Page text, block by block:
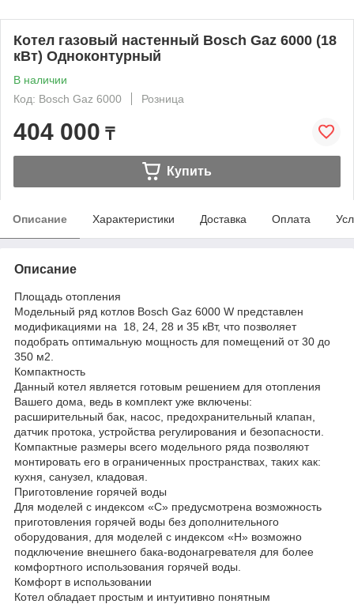
Котел газовый настенный Bosch Gaz 6000 (18
кВт) Одноконтурный
В наличии
Код: Bosch Gaz 6000
Розница
404 000 ₸
Купить
Описание Характеристики Доставка Оплата
Описание
Площадь отопления
Модельный ряд котлов Bosch Gaz 6000 W представлен
модификациями на 18, 24, 28 и 35 кВт, что позволяет
подобрать оптимальную мощность для помещений от 30 до
350 м2.
Компактность
Данный котел является готовым решением для отопления
Вашего дома, ведь в комплект уже включены:
расширительный бак, насос, предохранительный клапан,
датчик протока, устройства регулирования и безопасности.
Компактные размеры всего модельного ряда позволяют
монтировать его в ограниченных пространствах, таких как:
кухня, санузел, кладовая.
Приготовление горячей воды
Для моделей с индексом «C» предусмотрена возможность
приготовления горячей воды без дополнительного
оборудования, для моделей с индексом «H» возможно
подключение внешнего бака-водонагревателя для более
комфортного использования горячей воды.
Комфорт в использовании
Котел обладает простым и интуитивно понятным